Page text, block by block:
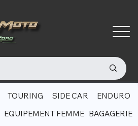
TOURING SIDE CAR
ENDURO
EQUIPEMENT FEMME BAGAGERIE